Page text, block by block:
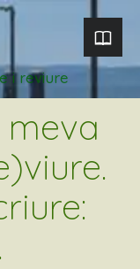
i reviure
meva